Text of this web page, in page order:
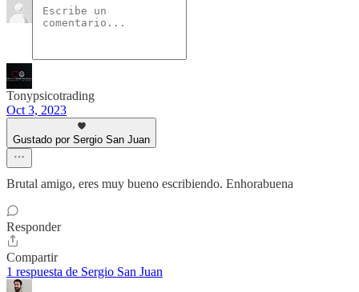
Tonypsicotrading
Oct 3, 2023
Gustado por Sergio San Juan
Brutal amigo, eres muy bueno escribiendo. Enhorabuena
Responder
Compartir
1 respuesta de Sergio San Juan